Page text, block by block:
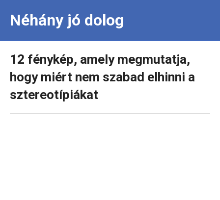
Néhány jó dolog
12 fénykép, amely megmutatja,
hogy miért nem szabad elhinni a
sztereotípiákat